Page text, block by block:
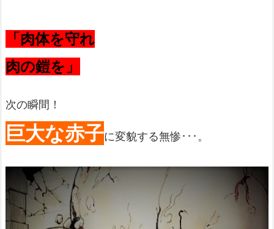
「肉体を守れ
肉の鎧を」
次の瞬間！
巨大な赤子に変貌する無惨･･･。